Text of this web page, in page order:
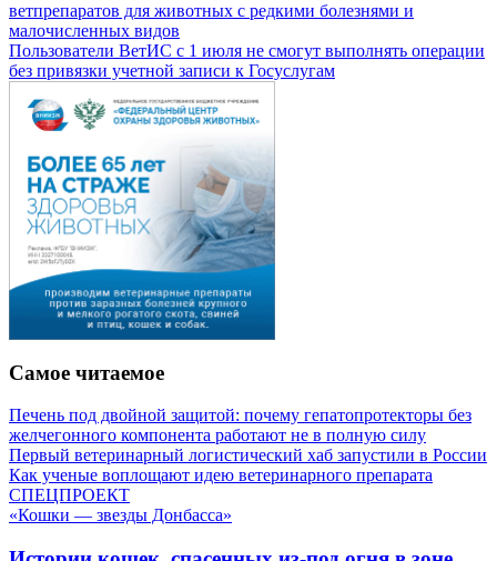
ветпрепаратов для животных с редкими болезнями и
малочисленных видов
Пользователи ВетИС с 1 июля не смогут выполнять операции
без привязки учетной записи к Госуслугам
Самое читаемое
Печень под двойной защитой: почему гепатопротекторы без
желчегонного компонента работают не в полную силу
Первый ветеринарный логистический хаб запустили в России
Как ученые воплощают идею ветеринарного препарата
СПЕЦПРОЕКТ
«Кошки — звезды Донбасса»